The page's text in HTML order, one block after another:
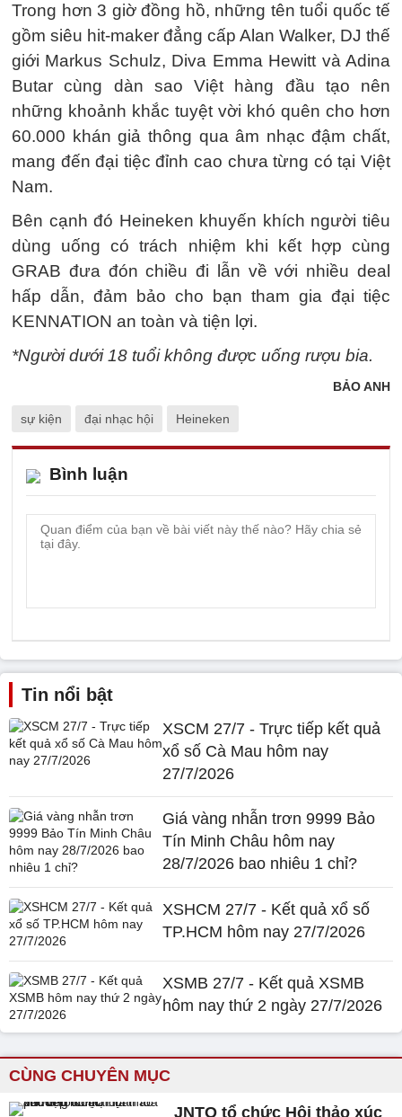
Trong hơn 3 giờ đồng hồ, những tên tuổi quốc tế
gồm siêu hit-maker đẳng cấp Alan Walker, DJ thế
giới Markus Schulz, Diva Emma Hewitt và Adina
Butar cùng dàn sao Việt hàng đầu tạo nên
những khoảnh khắc tuyệt vời khó quên cho hơn
60.000 khán giả thông qua âm nhạc đậm chất,
mang đến đại tiệc đỉnh cao chưa từng có tại Việt
Nam.
Bên cạnh đó Heineken khuyến khích người tiêu
dùng uống có trách nhiệm khi kết hợp cùng
GRAB đưa đón chiều đi lẫn về với nhiều deal
hấp dẫn, đảm bảo cho bạn tham gia đại tiệc
KENNATION an toàn và tiện lợi.
*Người dưới 18 tuổi không được uống rượu bia.
BẢO ANH
sự kiện đại nhạc hội Heineken
Bình luận
Tin nổi bật
XSCM 27/7 - Trực tiếp kết quả
xổ số Cà Mau hôm nay
27/7/2026
Giá vàng nhẫn trơn 9999 Bảo
Tín Minh Châu hôm nay
28/7/2026 bao nhiêu 1 chỉ?
XSHCM 27/7 - Kết quả xổ số
TP.HCM hôm nay 27/7/2026
XSMB 27/7 - Kết quả XSMB
hôm nay thứ 2 ngày 27/7/2026
CÙNG CHUYÊN MỤC
JNTO tổ chức Hội thảo xúc